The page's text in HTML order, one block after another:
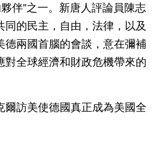
伴”之一。新唐人評論員陳志
同的民主，自由，法律，以及
德兩國首腦的會談，意在彌補
對全球經濟和財政危機帶來的
爾訪美使德國真正成為美國全